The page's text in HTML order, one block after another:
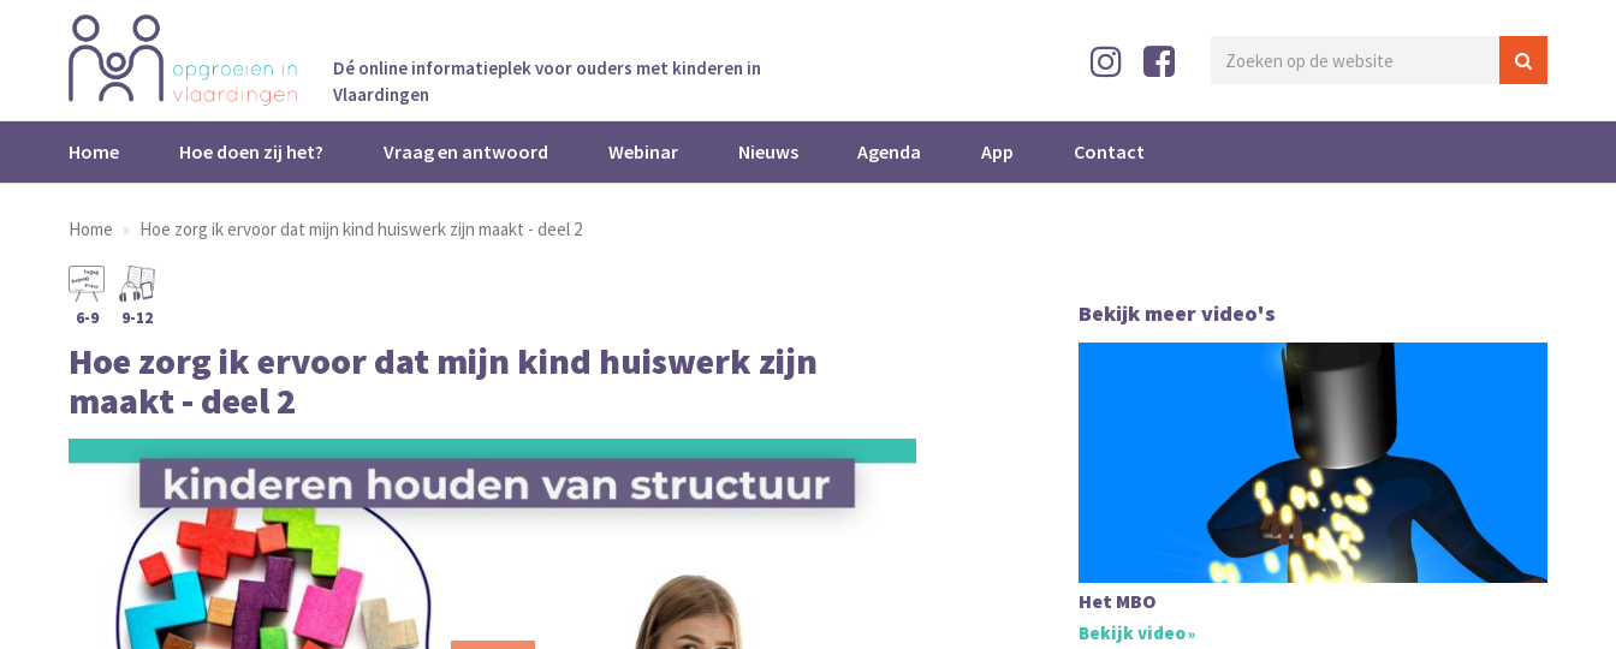
Dé online informatieplek voor ouders met kinderen in
Vlaardingen
Home Hoe doen zij het? Vraag en antwoord Webinar Nieuws Agenda App Contact
Home Hoe zorg ik ervoor dat mijn kind huiswerk zijn maakt - deel 2
6-9 9-12
Hoe zorg ik ervoor dat mijn kind huiswerk zijn
maakt - deel 2
Bekijk meer video's
Het MBO
Bekijk video